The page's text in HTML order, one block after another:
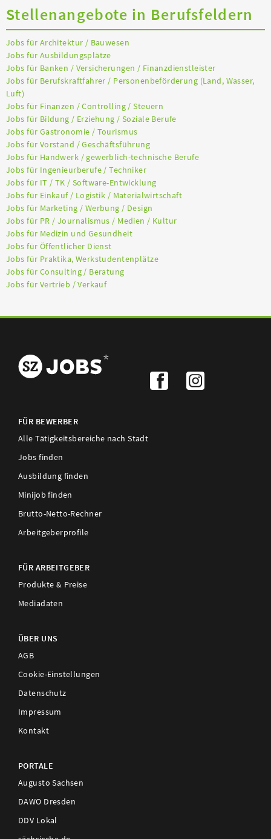
Stellenangebote in Berufsfeldern
Jobs für Architektur / Bauwesen
Jobs für Ausbildungsplätze
Jobs für Banken / Versicherungen / Finanzdienstleister
Jobs für Berufskraftfahrer / Personenbeförderung (Land, Wasser,
Luft)
Jobs für Finanzen / Controlling / Steuern
Jobs für Bildung / Erziehung / Soziale Berufe
Jobs für Gastronomie / Tourismus
Jobs für Vorstand / Geschäftsführung
Jobs für Handwerk / gewerblich-technische Berufe
Jobs für Ingenieurberufe / Techniker
Jobs für IT / TK / Software-Entwicklung
Jobs für Einkauf / Logistik / Materialwirtschaft
Jobs für Marketing / Werbung / Design
Jobs für PR / Journalismus / Medien / Kultur
Jobs für Medizin und Gesundheit
Jobs für Öffentlicher Dienst
Jobs für Praktika, Werkstudentenplätze
Jobs für Consulting / Beratung
Jobs für Vertrieb / Verkauf
FÜR BEWERBER
Alle Tätigkeitsbereiche nach Stadt
Jobs finden
Ausbildung finden
Minijob finden
Brutto-Netto-Rechner
Arbeitgeberprofile
FÜR ARBEITGEBER
Produkte & Preise
Mediadaten
ÜBER UNS
AGB
Cookie-Einstellungen
Datenschutz
Impressum
Kontakt
PORTALE
Augusto Sachsen
DAWO Dresden
DDV Lokal